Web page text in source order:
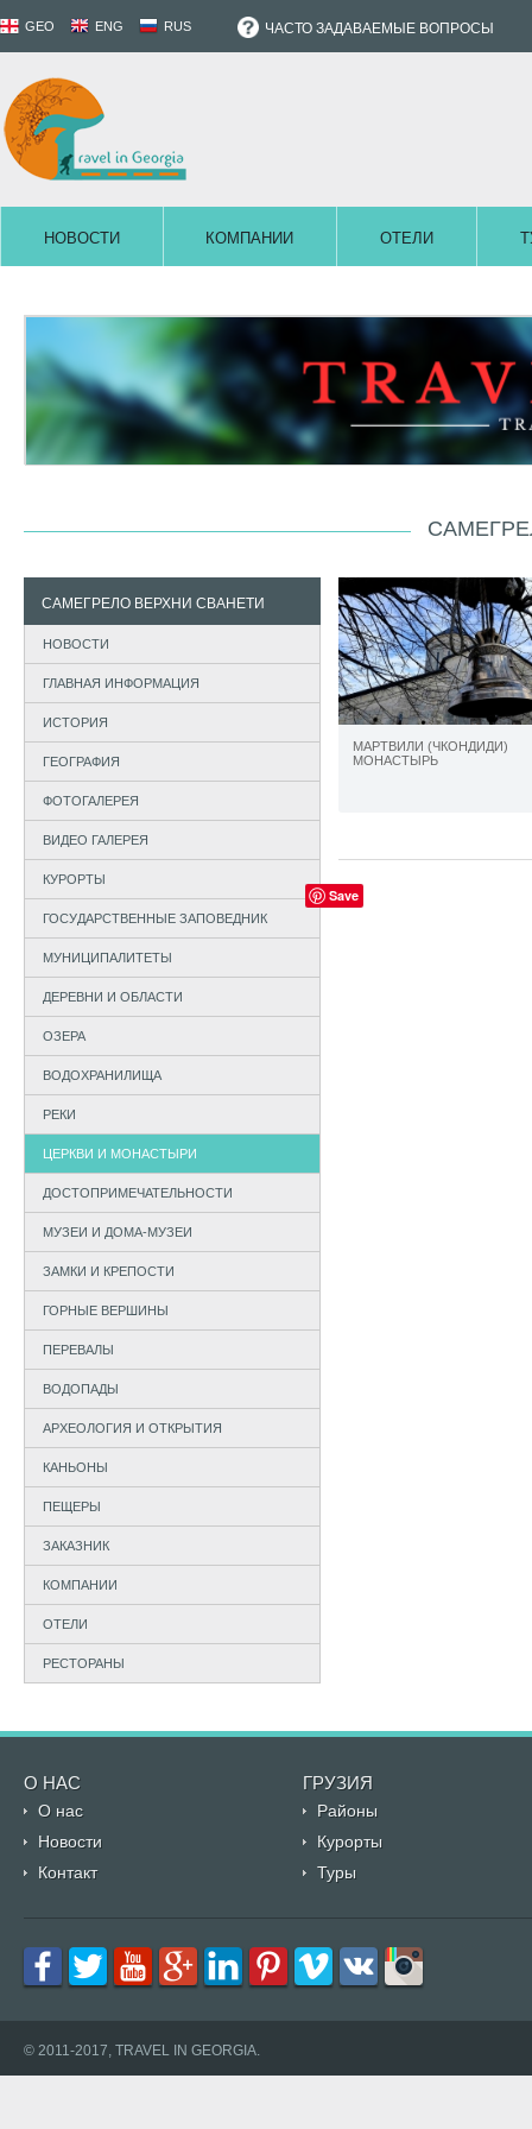
GEO ENG RUS ЧАСТО ЗАДАВАЕМЫЕ ВОПРОСЫ
НОВОСТИ КОМПАНИИ ОТЕЛИ
САМЕГРЕЛО ВЕРХНИ СВАНЕТИ
НОВОСТИ
ГЛАВНАЯ ИНФОРМАЦИЯ
ИСТОРИЯ
ГЕОГРАФИЯ
ФОТОГАЛЕРЕЯ
ВИДЕО ГАЛЕРЕЯ
КУРОРТЫ
ГОСУДАРСТВЕННЫЕ ЗАПОВЕДНИК
МУНИЦИПАЛИТЕТЫ
ДЕРЕВНИ И ОБЛАСТИ
ОЗЕРА
ВОДОХРАНИЛИЩА
РЕКИ
ЦЕРКВИ И МОНАСТЫРИ
ДОСТОПРИМЕЧАТЕЛЬНОСТИ
МУЗЕИ И ДОМА-МУЗЕИ
ЗАМКИ И КРЕПОСТИ
ГОРНЫЕ ВЕРШИНЫ
ПЕРЕВАЛЫ
ВОДОПАДЫ
АРХЕОЛОГИЯ И ОТКРЫТИЯ
КАНЬОНЫ
ПЕЩЕРЫ
ЗАКАЗНИК
КОМПАНИИ
ОТЕЛИ
РЕСТОРАНЫ
МАРТВИЛИ (ЧКОНДИДИ)
МОНАСТЫРЬ
Save
О НАС ГРУЗИЯ
О нас
Районы
Новости
Курорты
Контакт
Туры
© 2011-2017, TRAVEL IN GEORGIA.